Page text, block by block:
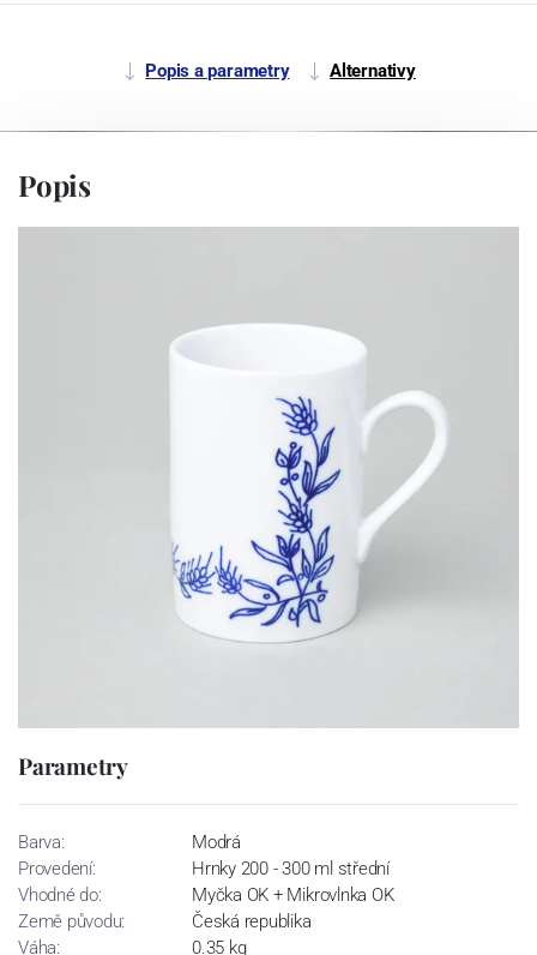
Popis a parametry Alternativy
Popis
Parametry
Barva:
Modrá
Provedení:
Hrnky 200 - 300 ml střední
Vhodné do:
Myčka OK + Mikrovlnka OK
Země původu:
Česká republika
Váha:
0.35 kg